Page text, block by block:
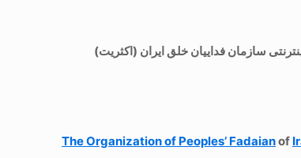
سازمان فداییان خلق ایران (اکثریت)
The Organization of Peoples’ Fadaianof